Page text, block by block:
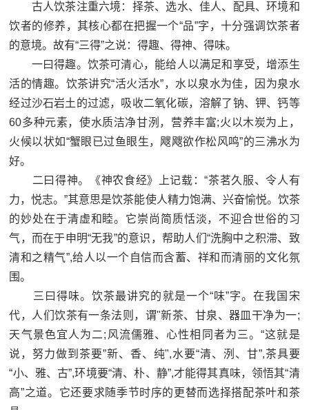
古人饮茶注重六境：择茶、选水、佳人、配具、环境和
饮者的修养，其核心都在把握一个“品”字，十分强调饮茶者
的意境。故有“三得”之说：得趣、得神、得味。
一曰得趣。饮茶可清心，能给人以满足和享受，增添生
活的情趣。饮茶讲究“活火活水”，水以泉水为佳，因为泉水
经过沙石岩土的过滤，吸收二氧化碳，溶解了钠、钾、钙等
60多种元素，使水质洁净甘洌，营养丰富;火以木炭为上，
火候以状如“蟹眼已过鱼眼生，飕飕欲作松风鸣”的三沸水为
好。
二曰得神。《神农食经》上记载：“茶茗久服、令人有
力，悦志。”其意思是饮茶能使人精力饱满、兴奋愉悦。饮茶
的妙处在于清虚和睦。它崇尚简质恬淡，不迎合世俗的习
气，而在于申明“无我”的意识，帮助人们“洗胸中之积滞、致
清和之精气”,给人以一个自信而含蓄、祥和而清丽的文化氛
围。
三曰得味。饮茶最讲究的就是一个“味”字。在我国宋
代，人们饮茶有一条法则，谓"新茶、甘泉、器皿干净为一;
天气景色宜人为二;风流儒雅、心性相同者为三。“这就是
说，努力做到茶要”新、香、纯",水要“清、洌、甘”,茶具要
“小、雅、古”,环境要“清、朴、静”,才能得其真味，领悟其“清
高”之道。它还要求随季节时序的更替而选择搭配茶叶和茶